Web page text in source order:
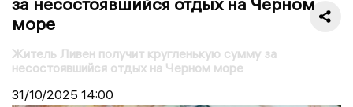
море
Житель Ливен получит кругленькую сумму за
несостоявшийся отдых на Черном море
31/10/2025 14:00